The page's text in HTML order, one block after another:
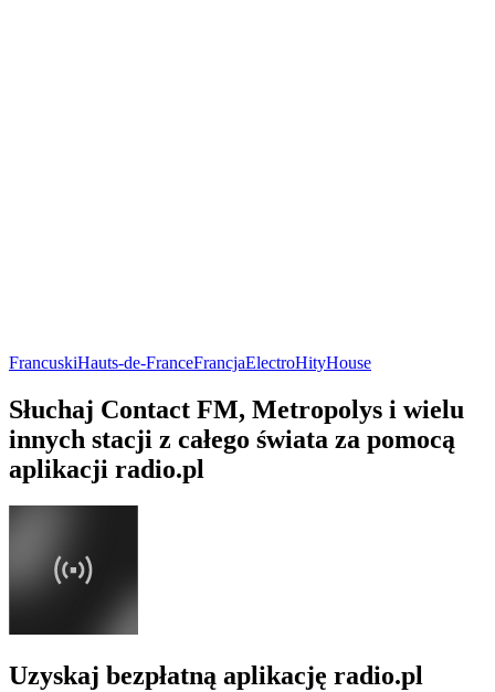
FrancuskiHauts-de-FranceFrancjaElectroHityHouse
Słuchaj Contact FM, Metropolys i wielu
innych stacji z całego świata za pomocą
aplikacji radio.pl
Uzyskaj bezpłatną aplikację radio.pl